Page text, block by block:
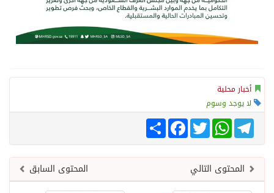
أخبار محلية
لا يوجد وسوم
انشر
FacebookTwitter
WhatsAppTelegram
المحتوى السابق المحتوى التالي